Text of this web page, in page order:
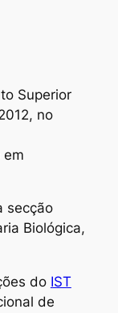
Superior
no
em
secção
Biológica,
do IST
de